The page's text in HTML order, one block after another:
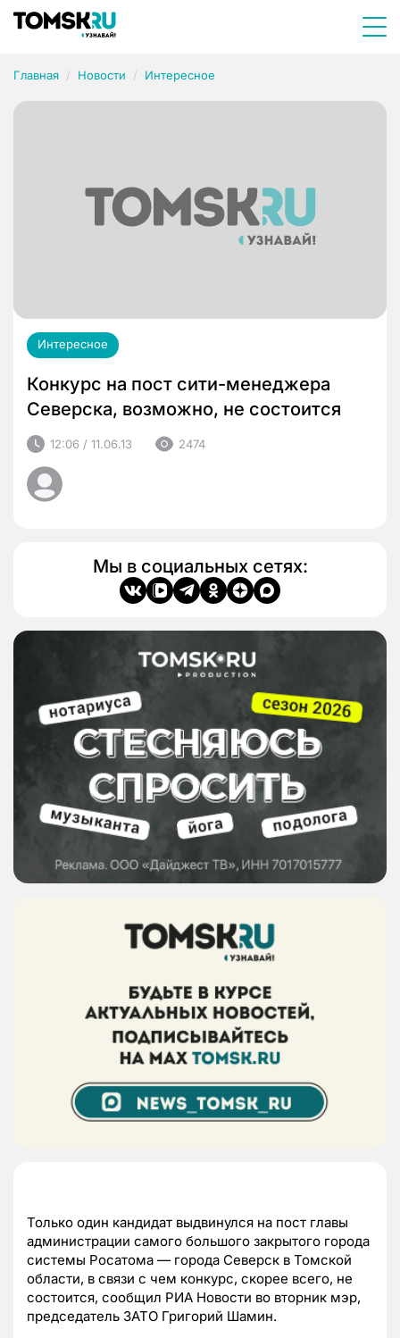
Главная Новости Интересное
Интересное
Конкурс на пост сити-менеджера
Северска, возможно, не состоится
12:06 / 11.06.13 2474
Мы в социальных сетях:
Только один кандидат выдвинулся на пост главы
администрации самого большого закрытого города
системы Росатома — города Северск в Томской
области, в связи с чем конкурс, скорее всего, не
состоится, сообщил РИА Новости во вторник мэр,
председатель ЗАТО Григорий Шамин.